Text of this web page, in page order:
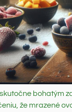
bohatým
že mrazené